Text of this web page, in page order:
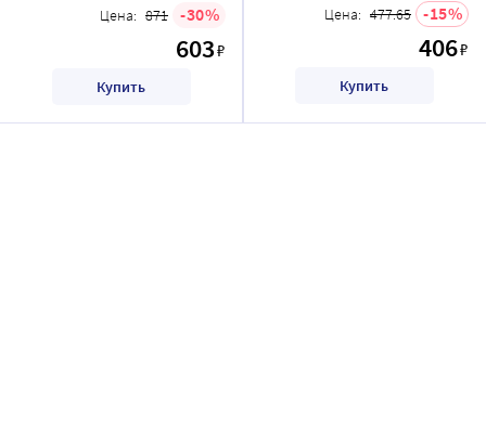
Цена: 871 30
603₽
Купить
Цена: 477.65 15
406₽
Купить